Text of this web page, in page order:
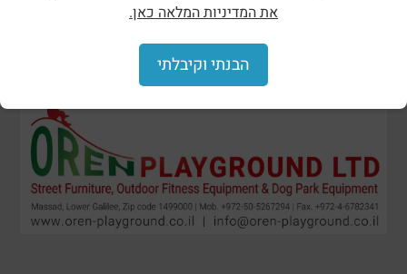
את המדיניות המלאה כאן.
הבנתי וקיבלתי